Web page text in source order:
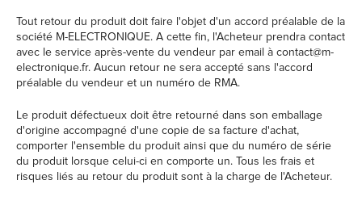
Tout retour du produit doit faire l'objet d'un accord préalable de la
société M-ELECTRONIQUE. A cette fin, l'Acheteur prendra contact
avec le service après-vente du vendeur par email à contact@m-
electronique.fr. Aucun retour ne sera accepté sans l'accord
préalable du vendeur et un numéro de RMA.
Le produit défectueux doit être retourné dans son emballage
d'origine accompagné d'une copie de sa facture d'achat,
comporter l'ensemble du produit ainsi que du numéro de série
du produit lorsque celui-ci en comporte un. Tous les frais et
risques liés au retour du produit sont à la charge de l'Acheteur.